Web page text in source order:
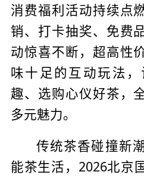
消费福利活动持续点
销、打卡抽奖、免费
动惊喜不断，超高性
味十足的互动玩法
趣、选购心仪好茶，
多元魅力。
传统茶香碰撞新
能茶生活，2026北京